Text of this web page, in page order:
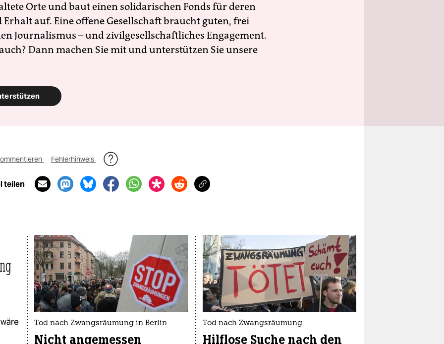
Orte und baut einen solidarischen Fonds für deren
Erhalt auf. Eine offene Gesellschaft braucht guten, frei
Journalismus – und zivilgesellschaftliches Engagement.
Dann machen Sie mit und unterstützen Sie unsere
Fehlerhinweis
teilen
Tod nach Zwangsräumung in Berlin
Nicht angemessen
Tod nach Zwangsräumung
Hilflose Suche nach den